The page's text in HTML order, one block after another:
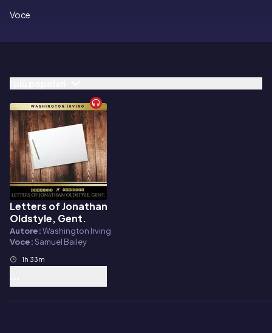
Voce
Audiolibro
Letters of Jonathan
Oldstyle, Gent.
Autore:Washington Irving
Voce:Samuel Bailey
1h 33m